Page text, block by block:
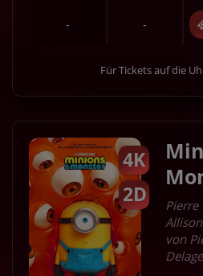
- -
Für Tickets auf die
4K
2D
Pierre
von
Delage